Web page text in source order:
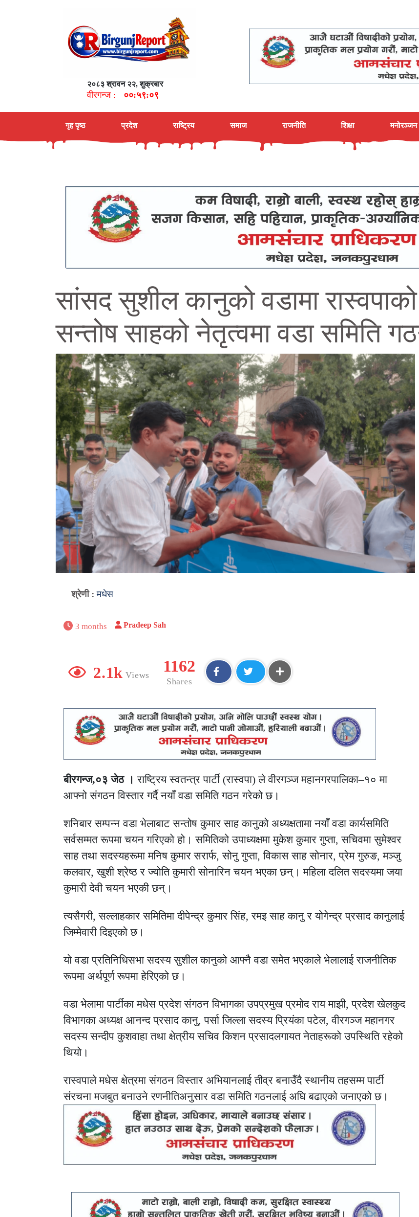
२०८३ श्रावन २२, शुक्रबार
वीरगन्ज : ००:५९:१०
गृह पृष्ठ प्रदेश राष्ट्रिय समाज राजनीति शिक्षा मनोरञ्जन
सांसद सुशील कानुको वडामा
सन्तोष साहको नेतृत्वमा वडा समिति
श्रेणी :मधेस
3 months Pradeep Sah
2.1k Views
1162
Shares
बीरगन्ज,०३ जेठ । राष्ट्रिय स्वतन्त्र पार्टी (रास्वपा) ले वीरगञ्ज महानगरपालिका–१० मा
आफ्नो संगठन विस्तार गर्दै नयाँ वडा समिति गठन गरेको छ।
शनिबार सम्पन्न वडा भेलाबाट सन्तोष कुमार साह कानुको अध्यक्षतामा नयाँ वडा कार्यसमिति
सर्वसम्मत रूपमा चयन गरिएको हो। समितिको उपाध्यक्षमा मुकेश कुमार गुप्ता, सचिवमा सुमेश्वर
साह तथा सदस्यहरूमा मनिष कुमार सरार्फ, सोनु गुप्ता, विकास साह सोनार, प्रेम गुरुङ, मञ्जु
कलवार, खुशी श्रेष्ठ र ज्योति कुमारी सोनारिन चयन भएका छन्। महिला दलित सदस्यमा जया
कुमारी देवी चयन भएकी छन्।
त्यसैगरी, सल्लाहकार समितिमा दीपेन्द्र कुमार सिंह, रमइ साह कानु र योगेन्द्र प्रसाद कानुलाई
जिम्मेवारी दिइएको छ।
यो वडा प्रतिनिधिसभा सदस्य सुशील कानुको आफ्नै वडा समेत भएकाले भेलालाई राजनीतिक
रूपमा अर्थपूर्ण रूपमा हेरिएको छ।
वडा भेलामा पार्टीका मधेस प्रदेश संगठन विभागका उपप्रमुख प्रमोद राय माझी, प्रदेश खेलकुद
विभागका अध्यक्ष आनन्द प्रसाद कानु, पर्सा जिल्ला सदस्य प्रियंका पटेल, वीरगञ्ज महानगर
सदस्य सन्दीप कुशवाहा तथा क्षेत्रीय सचिव किशन प्रसादलगायत नेताहरूको उपस्थिति रहेको
थियो।
रास्वपाले मधेस क्षेत्रमा संगठन विस्तार अभियानलाई तीव्र बनाउँदै स्थानीय तहसम्म पार्टी
संरचना मजबुत बनाउने रणनीतिअनुसार वडा समिति गठनलाई अघि बढाएको जनाएको छ।